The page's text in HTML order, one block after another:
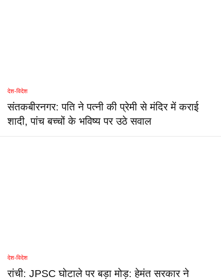
देश-विदेश
संतकबीरनगर: पति ने पत्नी की प्रेमी से मंदिर में कराई
शादी, पांच बच्चों के भविष्य पर उठे सवाल
देश-विदेश
रांची: JPSC घोटाले पर बड़ा मोड़: हेमंत सरकार ने